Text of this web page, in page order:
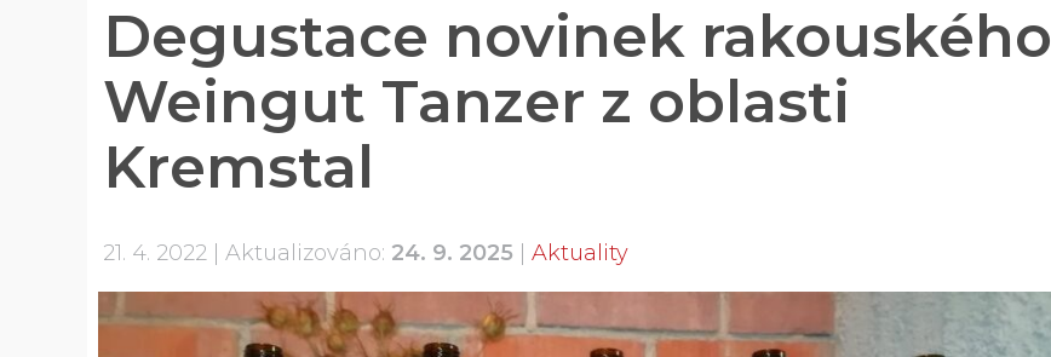
Degustace novinek rakouského
Weingut Tanzer z oblasti
Kremstal
21. 4. 2022 Aktualizováno: 24. 9. 2025 Aktuality